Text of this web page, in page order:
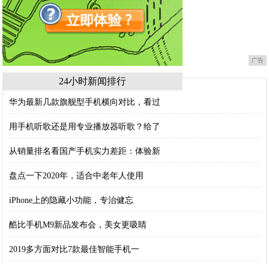
广告
24小时新闻排行
华为最新几款旗舰型手机横向对比，看过
用手机听歌还是用专业播放器听歌？给了
从销量排名看国产手机实力差距：体验新
盘点一下2020年，适合中老年人使用
iPhone上的隐藏小功能，专治健忘
酷比手机M9新品发布会，美女更吸睛
2019多方面对比7款最佳智能手机一